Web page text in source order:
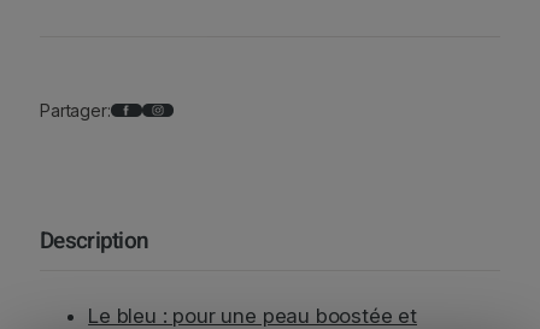
o
r
Partager: Facebook Instagram
Description
Le bleu : pour une peau boostée et